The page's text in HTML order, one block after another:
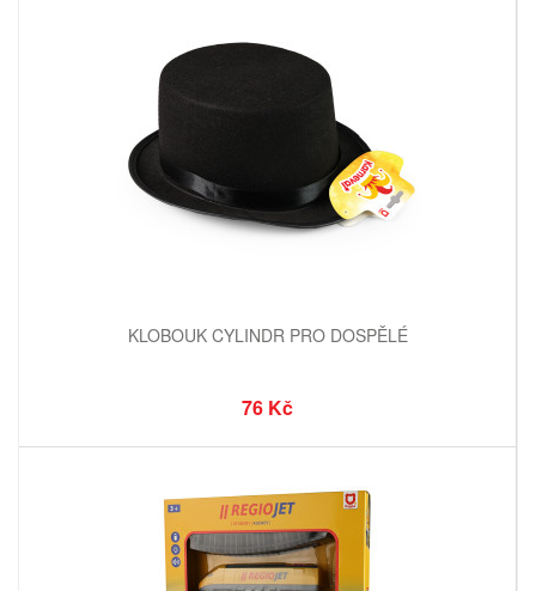
KLOBOUK CYLINDR PRO DOSPĚLÉ
76 Kč